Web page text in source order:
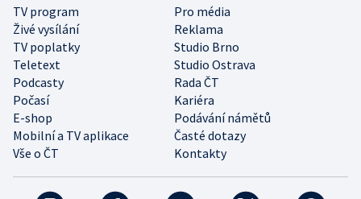
TV program
Pro média
Živé vysílání
Reklama
TV poplatky
Studio Brno
Teletext
Studio Ostrava
Podcasty
Rada ČT
Počasí
Kariéra
E-shop
Podávání námětů
Mobilní a TV aplikace
Časté dotazy
Vše o ČT
Kontakty